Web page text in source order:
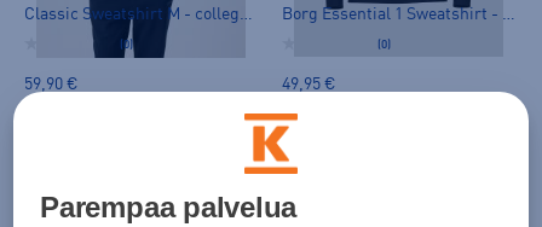
Classic Sweatshirt M - collegepaita
(0)
59,90 €
Borg Essential 1 Sweatshirt - collegepaita
(0)
49,95 €
Parempaa palvelua